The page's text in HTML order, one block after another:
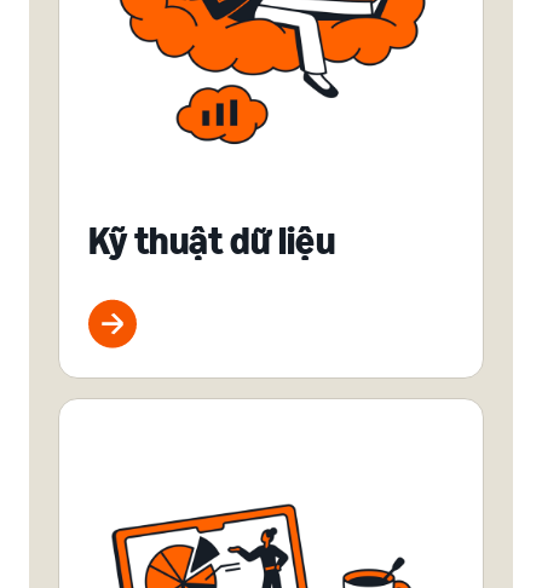
Kỹ thuật dữ liệu